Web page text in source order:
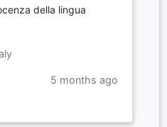
della lingua
5 months ago